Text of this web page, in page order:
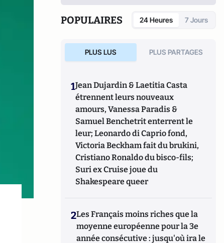
POPULAIRES 24 Heures 7 Jours
PLUS LUS PLUS PARTAGES
1Jean Dujardin & Laetitia Casta
étrennent leurs nouveaux
amours, Vanessa Paradis &
Samuel Benchetrit enterrent le
leur; Leonardo di Caprio fond,
Victoria Beckham fait du brukini,
Cristiano Ronaldo du bisco-fils;
Suri ex Cruise joue du
Shakespeare queer
2Les Français moins riches que la
moyenne européenne pour la 3e
année consécutive : jusqu'où ira le